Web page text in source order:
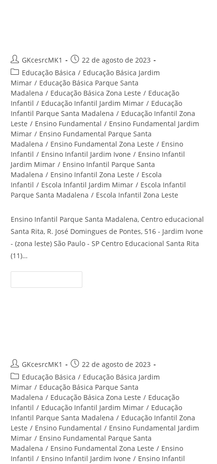
Autor
do
post:
GKcesrcMK1
Post
publicado:
22 de agosto de 2023
Categoria
do
post:
Educação Básica / Educação Básica Jardim
Mimar / Educação Básica Parque Santa
Madalena / Educação Básica Zona Leste / Educação
Infantil / Educação Infantil Jardim Mimar / Educação
Infantil Parque Santa Madalena / Educação Infantil Zona
Leste / Ensino Fundamental / Ensino Fundamental Jardim
Mimar / Ensino Fundamental Parque Santa
Madalena / Ensino Fundamental Zona Leste / Ensino
Infantil / Ensino Infantil Jardim Ivone / Ensino Infantil
Jardim Mimar / Ensino Infantil Parque Santa
Madalena / Ensino Infantil Zona Leste / Escola
Infantil / Escola Infantil Jardim Mimar / Escola Infantil
Parque Santa Madalena / Escola Infantil Zona Leste
Ensino Infantil Parque Santa Madalena, Centro educacional
Santa Rita, R. José Domingues de Pontes, 516 - Jardim Ivone
- (zona leste) São Paulo - SP Centro Educacional Santa Rita
(11)…
Infantil
Autor
do
post:
GKcesrcMK1
Post
publicado:
22 de agosto de 2023
Categoria
do
post:
Educação Básica / Educação Básica Jardim
Mimar / Educação Básica Parque Santa
Madalena / Educação Básica Zona Leste / Educação
Infantil / Educação Infantil Jardim Mimar / Educação
Infantil Parque Santa Madalena / Educação Infantil Zona
Leste / Ensino Fundamental / Ensino Fundamental Jardim
Mimar / Ensino Fundamental Parque Santa
Madalena / Ensino Fundamental Zona Leste / Ensino
Infantil / Ensino Infantil Jardim Ivone / Ensino Infantil